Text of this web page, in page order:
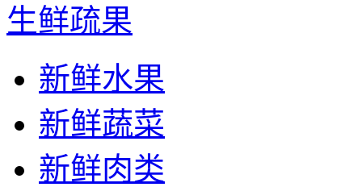
生鲜疏果
新鲜水果
新鲜蔬菜
新鲜肉类